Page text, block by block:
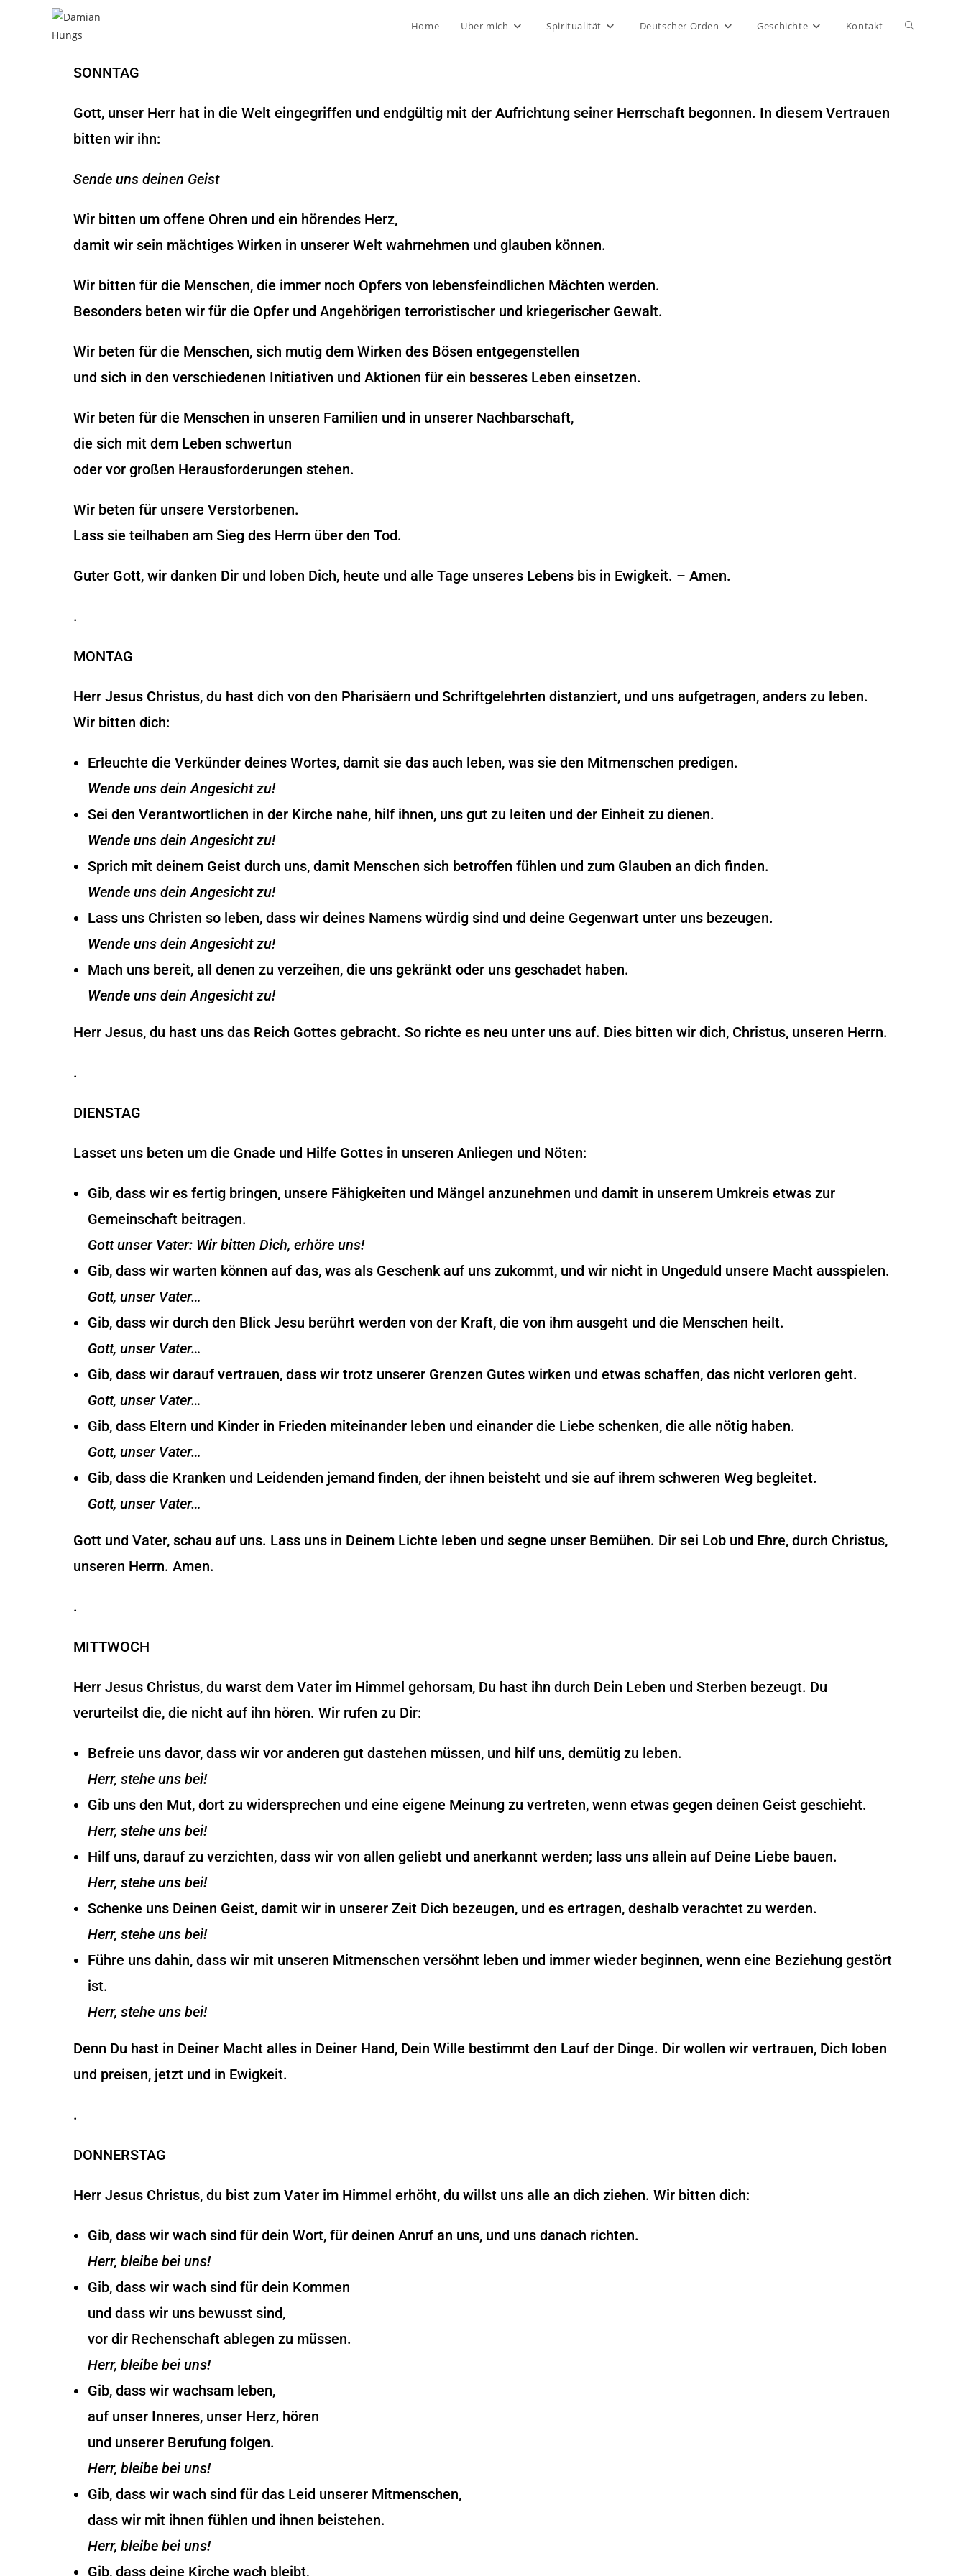
Home Über mich Spiritualität Deutscher Orden Geschichte Kontakt
SONNTAG
Gott, unser Herr hat in die Welt eingegriffen und endgültig mit der Aufrichtung seiner Herrschaft begonnen. In diesem Vertrauen
bitten wir ihn:
Sende uns deinen Geist
Wir bitten um offene Ohren und ein hörendes Herz,
damit wir sein mächtiges Wirken in unserer Welt wahrnehmen und glauben können.
Wir bitten für die Menschen, die immer noch Opfers von lebensfeindlichen Mächten werden.
Besonders beten wir für die Opfer und Angehörigen terroristischer und kriegerischer Gewalt.
Wir beten für die Menschen, sich mutig dem Wirken des Bösen entgegenstellen
und sich in den verschiedenen Initiativen und Aktionen für ein besseres Leben einsetzen.
Wir beten für die Menschen in unseren Familien und in unserer Nachbarschaft,
die sich mit dem Leben schwertun
oder vor großen Herausforderungen stehen.
Wir beten für unsere Verstorbenen.
Lass sie teilhaben am Sieg des Herrn über den Tod.
Guter Gott, wir danken Dir und loben Dich, heute und alle Tage unseres Lebens bis in Ewigkeit. – Amen.
.
MONTAG
Herr Jesus Christus, du hast dich von den Pharisäern und Schriftgelehrten distanziert, und uns aufgetragen, anders zu leben.
Wir bitten dich:
Erleuchte die Verkünder deines Wortes, damit sie das auch leben, was sie den Mitmenschen predigen.
Wende uns dein Angesicht zu!
Sei den Verantwortlichen in der Kirche nahe, hilf ihnen, uns gut zu leiten und der Einheit zu dienen.
Wende uns dein Angesicht zu!
Sprich mit deinem Geist durch uns, damit Menschen sich betroffen fühlen und zum Glauben an dich finden.
Wende uns dein Angesicht zu!
Lass uns Christen so leben, dass wir deines Namens würdig sind und deine Gegenwart unter uns bezeugen.
Wende uns dein Angesicht zu!
Mach uns bereit, all denen zu verzeihen, die uns gekränkt oder uns geschadet haben.
Wende uns dein Angesicht zu!
Herr Jesus, du hast uns das Reich Gottes gebracht. So richte es neu unter uns auf. Dies bitten wir dich, Christus, unseren Herrn.
.
DIENSTAG
Lasset uns beten um die Gnade und Hilfe Gottes in unseren Anliegen und Nöten:
Gib, dass wir es fertig bringen, unsere Fähigkeiten und Mängel anzunehmen und damit in unserem Umkreis etwas zur
Gemeinschaft beitragen.
Gott unser Vater: Wir bitten Dich, erhöre uns!
Gib, dass wir warten können auf das, was als Geschenk auf uns zukommt, und wir nicht in Ungeduld unsere Macht ausspielen.
Gott, unser Vater…
Gib, dass wir durch den Blick Jesu berührt werden von der Kraft, die von ihm ausgeht und die Menschen heilt.
Gott, unser Vater…
Gib, dass wir darauf vertrauen, dass wir trotz unserer Grenzen Gutes wirken und etwas schaffen, das nicht verloren geht.
Gott, unser Vater…
Gib, dass Eltern und Kinder in Frieden miteinander leben und einander die Liebe schenken, die alle nötig haben.
Gott, unser Vater…
Gib, dass die Kranken und Leidenden jemand finden, der ihnen beisteht und sie auf ihrem schweren Weg begleitet.
Gott, unser Vater…
Gott und Vater, schau auf uns. Lass uns in Deinem Lichte leben und segne unser Bemühen. Dir sei Lob und Ehre, durch Christus,
unseren Herrn. Amen.
.
MITTWOCH
Herr Jesus Christus, du warst dem Vater im Himmel gehorsam, Du hast ihn durch Dein Leben und Sterben bezeugt. Du
verurteilst die, die nicht auf ihn hören. Wir rufen zu Dir:
Befreie uns davor, dass wir vor anderen gut dastehen müssen, und hilf uns, demütig zu leben.
Herr, stehe uns bei!
Gib uns den Mut, dort zu widersprechen und eine eigene Meinung zu vertreten, wenn etwas gegen deinen Geist geschieht.
Herr, stehe uns bei!
Hilf uns, darauf zu verzichten, dass wir von allen geliebt und anerkannt werden; lass uns allein auf Deine Liebe bauen.
Herr, stehe uns bei!
Schenke uns Deinen Geist, damit wir in unserer Zeit Dich bezeugen, und es ertragen, deshalb verachtet zu werden.
Herr, stehe uns bei!
Führe uns dahin, dass wir mit unseren Mitmenschen versöhnt leben und immer wieder beginnen, wenn eine Beziehung gestört
ist.
Herr, stehe uns bei!
Denn Du hast in Deiner Macht alles in Deiner Hand, Dein Wille bestimmt den Lauf der Dinge. Dir wollen wir vertrauen, Dich loben
und preisen, jetzt und in Ewigkeit.
.
DONNERSTAG
Herr Jesus Christus, du bist zum Vater im Himmel erhöht, du willst uns alle an dich ziehen. Wir bitten dich:
Gib, dass wir wach sind für dein Wort, für deinen Anruf an uns, und uns danach richten.
Herr, bleibe bei uns!
Gib, dass wir wach sind für dein Kommen
und dass wir uns bewusst sind,
vor dir Rechenschaft ablegen zu müssen.
Herr, bleibe bei uns!
Gib, dass wir wachsam leben,
auf unser Inneres, unser Herz, hören
und unserer Berufung folgen.
Herr, bleibe bei uns!
Gib, dass wir wach sind für das Leid unserer Mitmenschen,
dass wir mit ihnen fühlen und ihnen beistehen.
Herr, bleibe bei uns!
Gib, dass deine Kirche wach bleibt,